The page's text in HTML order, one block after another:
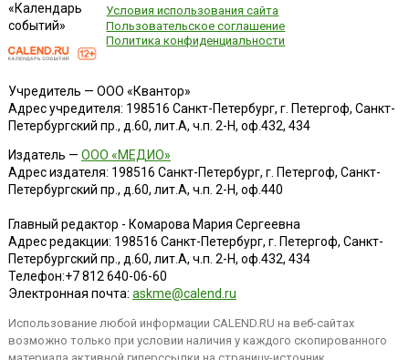
«Календарь
событий»
Условия использования сайта
Пользовательское соглашение
Политика конфиденциальности
Учредитель — ООО «Квантор»
Адрес учредителя: 198516 Санкт-Петербург, г. Петергоф, Санкт-
Петербургский пр., д.60, лит.А, ч.п. 2-Н, оф.432, 434
Издатель — ООО «МЕДИО»
Адрес издателя: 198516 Санкт-Петербург, г. Петергоф, Санкт-
Петербургский пр., д.60, лит.А, ч.п. 2-Н, оф.440
Главный редактор - Комарова Мария Сергеевна
Адрес редакции: 198516 Санкт-Петербург, г. Петергоф, Санкт-
Петербургский пр., д.60, лит.А, ч.п. 2-Н, оф.432, 434
Телефон:+7 812 640-06-60
Электронная почта: askme@calend.ru
Использование любой информации CALEND.RU на веб-сайтах
возможно только при условии наличия у каждого скопированного